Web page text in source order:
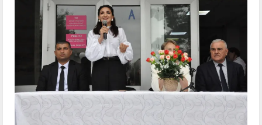
dirçəlişin
deyil,
həm
də
gələcəyin
səhiyyəsinin
ünvanıdır”